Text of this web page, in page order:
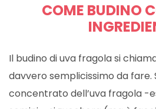
COME BUDINO
Il budino di uva fragola si
davvero semplicissimo da fare.
concentrato dell’uva fragola -